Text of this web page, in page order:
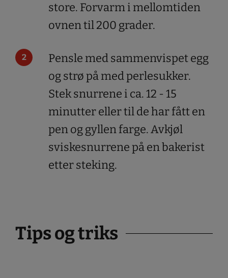
store. Forvarm i mellomtiden
ovnen til 200 grader.
Pensle med sammenvispet egg
og strø på med perlesukker.
Stek snurrene i ca. 12 - 15
minutter eller til de har fått en
pen og gyllen farge. Avkjøl
sviskesnurrene på en bakerist
etter steking.
Tips og triks